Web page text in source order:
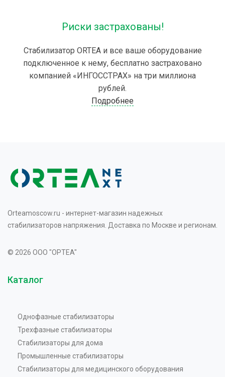
Риски застрахованы!
Стабилизатор ORTEA и все ваше оборудование
подключенное к нему, бесплатно застраховано
компанией «ИНГОССТРАХ» на три миллиона
рублей.
Подробнее
Orteamoscow.ru - интернет-магазин надежных
стабилизаторов напряжения. Доставка по Москве и регионам.
© 2026 OOO "OPTEA"
Каталог
Однофазные стабилизаторы
Трехфазные стабилизаторы
Стабилизаторы для дома
Промышленные стабилизаторы
Стабилизаторы для медицинского оборудования